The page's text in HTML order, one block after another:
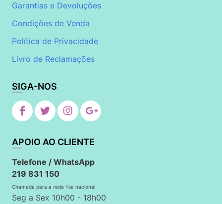
Garantias e Devoluções
Condições de Venda
Política de Privacidade
Livro de Reclamações
SIGA-NOS
APOIO AO CLIENTE
Telefone / WhatsApp
219 831 150
Chamada para a rede fixa nacional
Seg a Sex 10h00 - 18h00